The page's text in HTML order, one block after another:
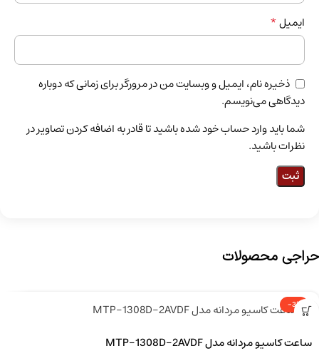
ایمیل*
ذخیره نام، ایمیل و وبسایت من در مرورگر برای زمانی که دوباره
دیدگاهی می‌نویسم.
شما باید وارد حساب خود شده باشید تا قادر به اضافه کردن تصاویر در
نظرات باشید.
حراجی محصولات
-3%
ساعت کاسیو مردانه مدل MTP-1308D-2AVDF